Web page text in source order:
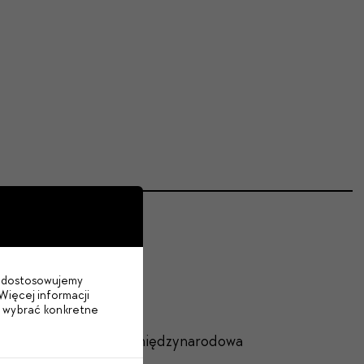
oraz pełnoprawna międzynarodowa
informacji
wybrać konkretne